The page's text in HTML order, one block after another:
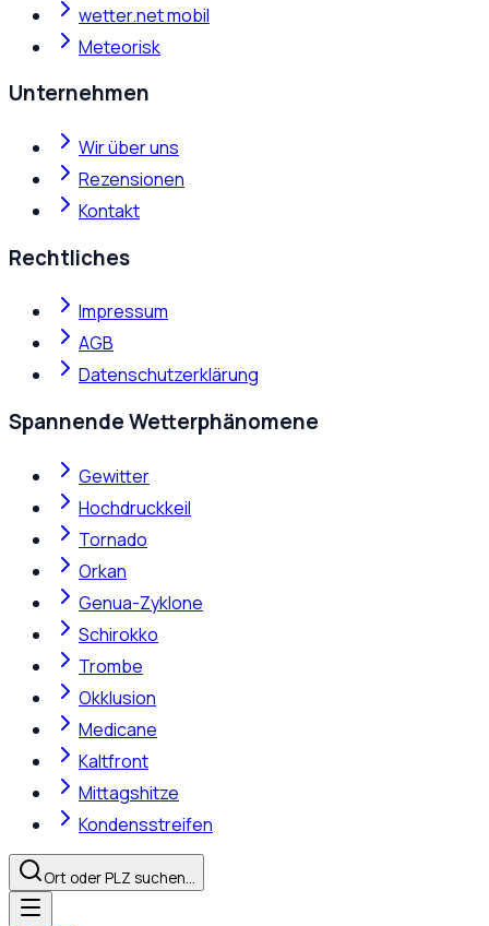
wetter.net mobil
Meteorisk
Unternehmen
Wir über uns
Rezensionen
Kontakt
Rechtliches
Impressum
AGB
Datenschutzerklärung
Spannende Wetterphänomene
Gewitter
Hochdruckkeil
Tornado
Orkan
Genua-Zyklone
Schirokko
Trombe
Okklusion
Medicane
Kaltfront
Mittagshitze
Kondensstreifen
Ort oder PLZ suchen…